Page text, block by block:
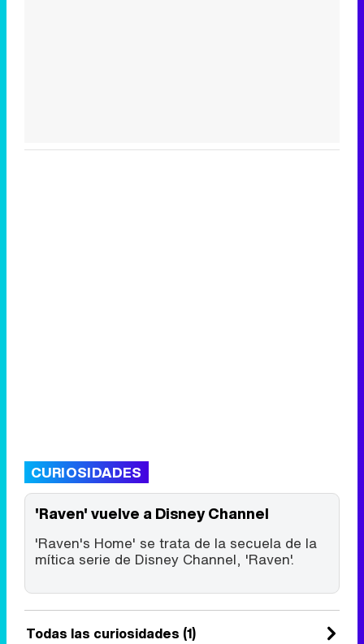
CURIOSIDADES
'Raven' vuelve a Disney Channel
'Raven's Home' se trata de la secuela de la
mítica serie de Disney Channel, 'Raven'.
Todas las curiosidades (1)